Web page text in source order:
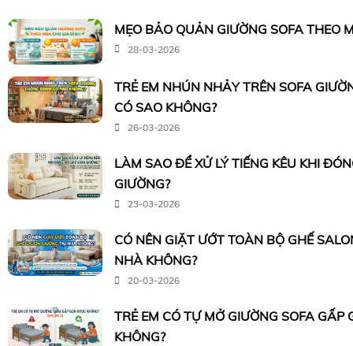
MẸO BẢO QUẢN GIƯỜNG SOFA THEO
28-03-2026
TRẺ EM NHÚN NHẢY TRÊN SOFA
CÓ SAO KHÔNG?
26-03-2026
LÀM SAO ĐỂ XỬ LÝ TIẾNG KÊU KHI
GIƯỜNG?
23-03-2026
CÓ NÊN GIẶT ƯỚT TOÀN BỘ GHẾ
NHÀ KHÔNG?
20-03-2026
TRẺ EM CÓ TỰ MỞ GIƯỜNG SOFA GẤP
KHÔNG?